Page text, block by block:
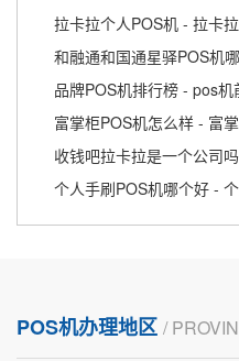
拉卡拉个人POS机 - 拉卡
和融通和国通星驿POS机
品牌POS机排行榜 - pos
富掌柜POS机怎么样 - 富
收钱吧拉卡拉是一个公司
个人手刷POS机哪个好 -
POS机办理地区 /